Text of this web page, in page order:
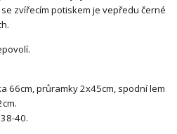
zvířecím potiskem je vepředu černé
66cm, průramky 2x45cm, spodní lem
38-40.